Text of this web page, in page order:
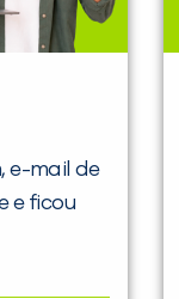
e-mail de
e ficou